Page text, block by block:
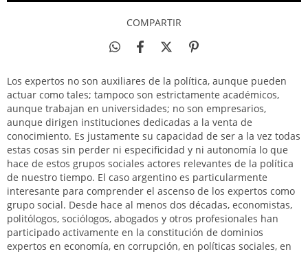
COMPARTIR
Los expertos no son auxiliares de la política, aunque pueden
actuar como tales; tampoco son estrictamente académicos,
aunque trabajan en universidades; no son empresarios,
aunque dirigen instituciones dedicadas a la venta de
conocimiento. Es justamente su capacidad de ser a la vez todas
estas cosas sin perder ni especificidad y ni autonomía lo que
hace de estos grupos sociales actores relevantes de la política
de nuestro tiempo. El caso argentino es particularmente
interesante para comprender el ascenso de los expertos como
grupo social. Desde hace al menos dos décadas, economistas,
politólogos, sociólogos, abogados y otros profesionales han
participado activamente en la constitución de dominios
expertos en economía, en corrupción, en políticas sociales, en